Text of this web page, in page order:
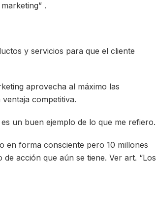
.
y servicios para que el cliente
aprovecha al máximo las
competitiva.
un buen ejemplo de lo que me refiero.
en forma consciente pero 10 millones
acción que aún se tiene. Ver art. “Los